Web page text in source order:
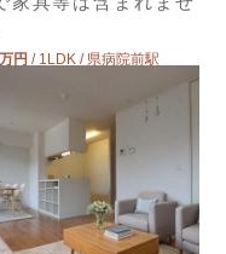
長西２丁目
万円 / 1LDK / 県病院前駅
広島市南区南大河町